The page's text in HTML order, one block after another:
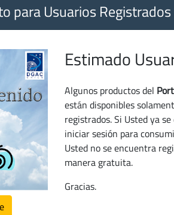
para Usuarios Registrados
Estimado
Algunos productos del
están disponibles
registrados. Si Usted ya
iniciar sesión para
Usted no se encuentra
manera gratuita.
Gracias.